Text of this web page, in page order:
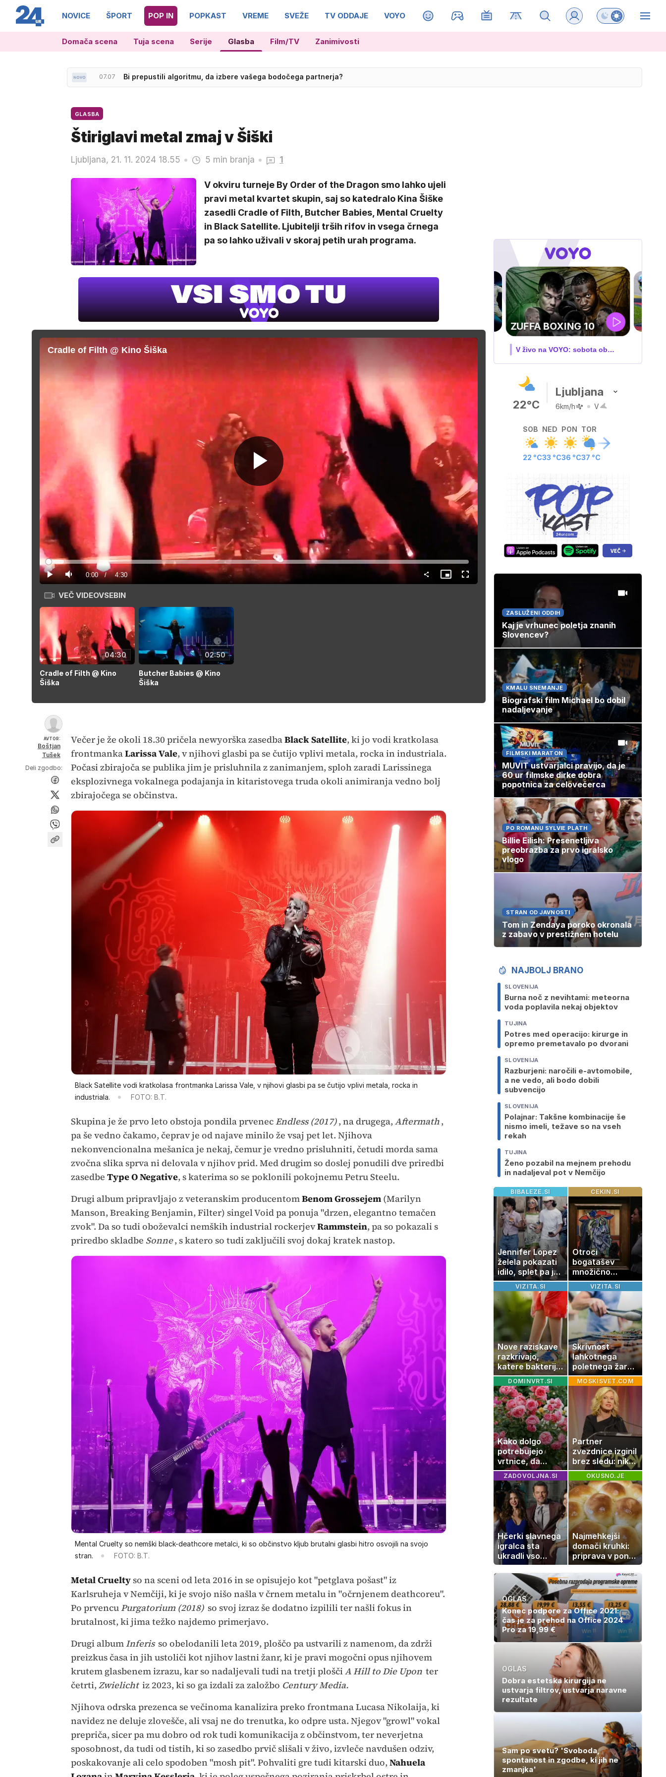
NOVICE ŠPORT POP IN POPKAST VREME SVEŽE TV ODDAJE VOYO MAGAZIN Preklopi barvni
Domača scena Tuja scena Serije Glasba Film/TV Zanimivosti
GLASBA
Štiriglavi metal zmaj v Šiški
Ljubljana, 21. 11. 2024 18.55 5 min branja 1
V okviru turneje By Order of the Dragon smo lahko ujeli
pravi metal kvartet skupin, saj so katedralo Kina Šiške
zasedli Cradle of Filth, Butcher Babies, Mental Cruelty
in Black Satellite. Ljubitelji trših rifov in vsega črnega
pa so lahko uživali v skoraj petih urah programa.
Cradle of Filth @ Kino Šiška
Predvajaj
PredvajajTiho Current
Time
0:00 / Duration
4:30
Loaded:
3.70%
Slika
v
Celozaslonski
način
VEČ VIDEOVSEBIN
04:30
Cradle of Filth @ Kino
Šiška
02:50
Butcher Babies @ Kino
Šiška
AVTOR:
Boštjan
Tušek
Deli zgodbo:
Večer je že okoli 18.30 pričela newyorška zasedbaBlack Satellite, ki jo vodi kratkolasa
frontmankaLarissa Vale, v njihovi glasbi pa se čutijo vplivi metala, rocka in industriala.
Počasi zbirajoča se publika jim je prisluhnila z zanimanjem, sploh zaradi Larissinega
eksplozivnega vokalnega podajanja in kitaristovega truda okoli animiranja vedno bolj
zbirajočega se občinstva.
Black Satellite vodi kratkolasa frontmanka Larissa Vale, v njihovi glasbi pa se čutijo vplivi metala, rocka in
industriala.
FOTO: B.T.
Skupina je že prvo leto obstoja pondila prvenecEndless (2017), na drugega, Aftermath,
pa še vedno čakamo, čeprav je od najave minilo že vsaj pet let. Njihova
nekonvencionalna mešanica je nekaj, čemur je vredno prisluhniti, četudi morda sama
zvočna slika sprva ni delovala v njihov prid. Med drugim so doslej ponudili dve priredbi
zasedbe Type O Negative, s katerima so se poklonili pokojnemu Petru Steelu.
Drugi album pripravljajo z veteranskim producentomBenom Grossejem(Marilyn
Manson, Breaking Benjamin, Filter) singel Void pa ponuja "drzen, elegantno temačen
zvok". Da so tudi oboževalci nemških industrial rockerjevRammstein, pa so pokazali s
priredbo skladbe Sonne, s katero so tudi zaključili svoj dokaj kratek nastop.
Mental Cruelty so nemški black-deathcore metalci, ki so občinstvo kljub brutalni glasbi hitro osvojili na svojo
stran.
FOTO: B.T.
Metal Crueltyso na sceni od leta 2016 in se opisujejo kot "petglava pošast" iz
Karlsruheja v Nemčiji, ki je svojo nišo našla v črnem metalu in "očrnjenem deathcoreu".
Po prvencuPurgatorium (2018) so svoj izraz še dodatno izpilili ter našli fokus in
brutalnost, ki jima težko najdemo primerjavo.
Drugi albumInferis so obelodanili leta 2019, ploščo pa ustvarili z namenom, da zdrži
preizkus časa in jih ustoliči kot njihov lastni žanr, ki je pravi mogočni opus njihovem
krutem glasbenem izrazu, kar so nadaljevali tudi na tretji ploščiA Hill to Die Upon ter
četrti, Zwielicht iz 2023, ki so ga izdali za založbo Century Media.
Njihova odrska prezenca se večinoma kanalizira preko frontmana Lucasa Nikolaija, ki
navidez ne deluje zlovešče, ali vsaj ne do trenutka, ko odpre usta. Njegov "growl" vokal
prepriča, sicer pa mu dobro od rok tudi komunikacija z občinstvom, ter neverjetna
sposobnost, da tudi od tistih, ki so zasedbo prvič slišali v živo, izvleče navdušen odziv,
poskakovanje ali celo spodoben "mosh pit". Pohvaliti gre tudi kitarski duo, Nahuela
MOTOGP . VN
VELIKE BRITANIJE
V živo na VOYO: PET-NED
22°C
Ljubljana
6km/h V
SOB
22 °C
NED
33 °C
PON
36 °C
TOR
37 °C
ZASLUŽENI ODDIH
Kaj je vrhunec poletja znanih
Slovencev?
KMALU SNEMANJE
Biografski film Michael bo dobil
nadaljevanje
FILMSKI MARATON
MUVIT ustvarjalci pravijo, da je
60 ur filmske dirke dobra
popotnica za celovečerca
PO ROMANU SYLVIE PLATH
Billie Eilish: Presenetljiva
preobrazba za prvo igralsko
vlogo
STRAN OD JAVNOSTI
Tom in Zendaya poroko okronala
z zabavo v prestižnem hotelu
NAJBOLJ BRANO
SLOVENIJA
Burna noč z nevihtami: meteorna
voda poplavila nekaj objektov
TUJINA
Potres med operacijo: kirurge in
opremo premetavalo po dvorani
SLOVENIJA
Razburjeni: naročili e-avtomobile,
a ne vedo, ali bodo dobili
subvencijo
SLOVENIJA
Polajnar: Takšne kombinacije še
nismo imeli, težave so na vseh
rekah
TUJINA
Ženo pozabil na mejnem prehodu
in nadaljeval pot v Nemčijo
BIBALEZE.SI
Jennifer Lopez
želela pokazati
idilo, splet pa je
razburila ena
stvar
CEKIN.SI
Otroci
bogatašev
množično
prodajajo
družinske
zbirke: raje
imajo denar kot
umetnine
VIZITA.SI
Nove raziskave
razkrivajo,
katere bakterije
na koži privlačijo
komarje
VIZITA.SI
Skrivnost
lahkotnega
poletnega žara,
po katerem ne
boste
potrebovali
popoldanskega
spanca
DOMINVRT.SI
Kako dolgo
potrebujejo
vrtnice, da
zrastejo? Vse o
rasti, cvetenju
in negi vrtnic
MOSKISVET.COM
Partner
zvezdnice izginil
brez sledu: nikoli
ga niso našli,
nato je prišla še
ena tragedija
ZADOVOLJNA.SI
Hčerki slavnega
igralca sta
ukradli vso
pozornost
OKUSNO.JE
Najmehkejši
domači kruhki:
priprava v ponvi
je trik za popoln
rezultat
OGLAS
Konec podpore za Office 2021:
čas je za prehod na Office 2024
Pro za 19,99 €
OGLAS
Dobra estetska kirurgija ne
ustvarja filtrov, ustvarja naravne
rezultate
Sam po svetu? 'Svoboda,
spontanost in zgodbe, ki jih ne
zmanjka'